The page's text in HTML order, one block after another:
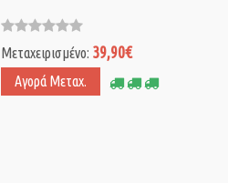
Μεταχειρισμένο: 39,90€
Αγορά Μεταχ.